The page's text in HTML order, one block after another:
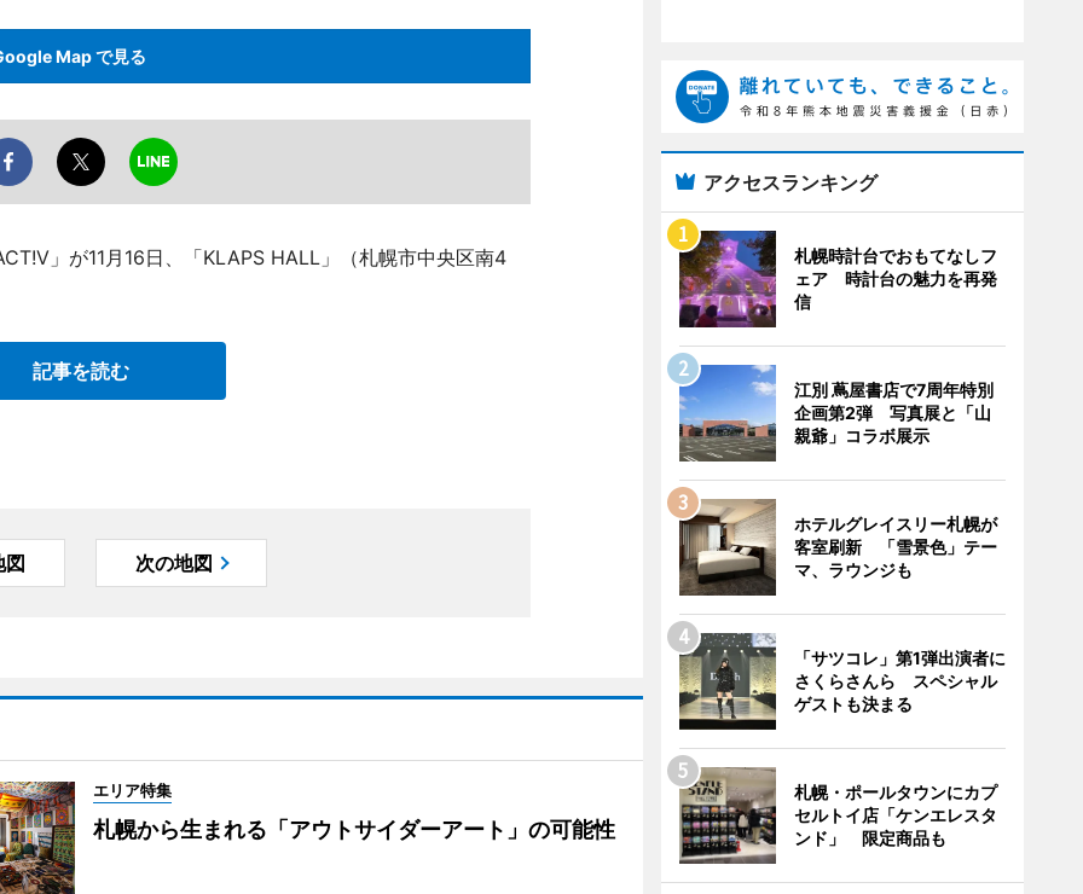
Map で見る
」が11月16日、「KLAPS HALL」（札幌市中央区南4
記事を読む
図 次の地図
エリア特集
札幌から生まれる「アウトサイダーアート」の可能性
アクセスランキング
札幌時計台でおもてなしフ
ェア 時計台の魅力を再発
信
江別 蔦屋書店で7周年特別
企画第2弾 写真展と「山
親爺」コラボ展示
ホテルグレイスリー札幌が
客室刷新 「雪景色」テー
マ、ラウンジも
「サツコレ」第1弾出演者に
さくらさんら スペシャル
ゲストも決まる
札幌・ポールタウンにカプ
セルトイ店「ケンエレスタ
ンド」 限定商品も